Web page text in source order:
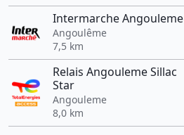
Intermarche Angouleme
Angoulême
7,5 km
Relais Angouleme Sillac
Star
Angouleme
8,0 km